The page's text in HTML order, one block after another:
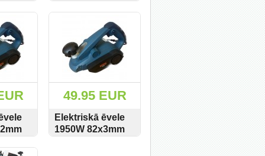
PIRKT SKATĪT PIRKT
PIRKT
49.95 EUR
Elektriskā ēvele
1950W 82x3mm